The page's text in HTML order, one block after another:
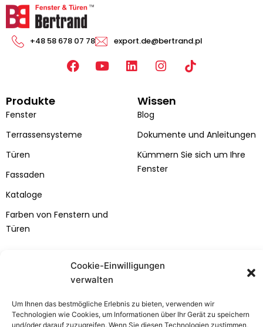
Cookie-Einwilligungen
verwalten
Um Ihnen das bestmögliche Erlebnis zu bieten, verwenden wir
Technologien wie Cookies, um Informationen über Ihr Gerät zu speichern
und/oder darauf zuzugreifen. Wenn Sie diesen Technologien zustimmen,
+48 58 678 07 78 export.de@bertrand.pl
F
o
Y
L
e
n
I
t
r
a
m
Produkte
Fenster
Terrassensysteme
Türen
Fassaden
Kataloge
Farben von Fenstern und
Türen
Wissen
Blog
Dokumente und Anleitungen
Kümmern Sie sich um Ihre
Fenster
Über das Unternehmen
Karriere
Kontakt
Installation